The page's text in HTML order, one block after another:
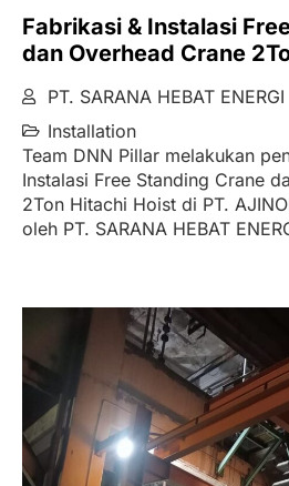
Fabrikasi & Instalasi
dan Overhead Crane
PT. SARANA HEBAT ENERGI
Installation
Team DNN Pillar melakukan
Instalasi Free Standing Crane
2Ton Hitachi Hoist di PT.
oleh PT. SARANA HEBAT